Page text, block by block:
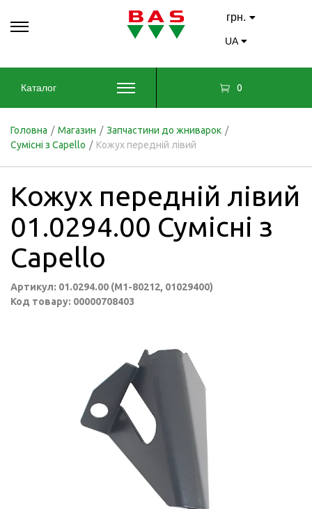
грн.
UA
Каталог 0
Головна / Магазин / Запчастини до жниварок /
Сумісні з Capello / Кожух передній лівий
Кожух передній лівий
01.0294.00 Сумісні з
Capello
Артикул: 01.0294.00 (M1-80212, 01029400)
Код товару: 00000708403